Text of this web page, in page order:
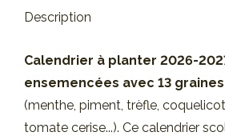
Description
Calendrier à planter 2026-
ensemencées avec 13
(menthe, piment, trèfle,
tomate cerise...). Ce calendrier